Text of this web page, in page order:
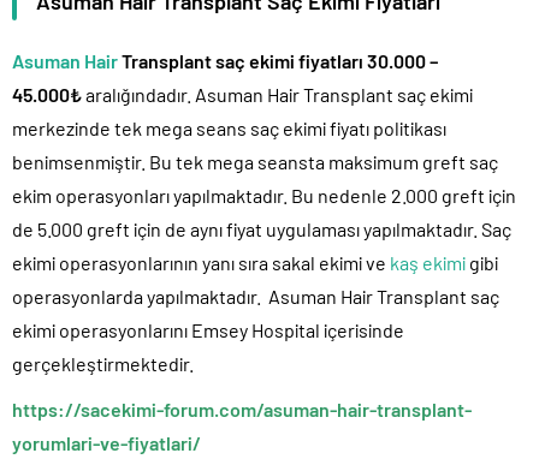
Asuman HairTransplant saç ekimi fiyatları 30.000 –
45.000₺aralığındadır. Asuman Hair Transplant saç ekimi
merkezinde tek mega seans saç ekimi fiyatı politikası
benimsenmiştir. Bu tek mega seansta maksimum greft saç
ekim operasyonları yapılmaktadır. Bu nedenle 2.000 greft için
de 5.000 greft için de aynı fiyat uygulaması yapılmaktadır. Saç
ekimi operasyonlarının yanı sıra sakal ekimi ve kaş ekimi gibi
operasyonlarda yapılmaktadır. Asuman Hair Transplant saç
ekimi operasyonlarını Emsey Hospital içerisinde
gerçekleştirmektedir.
https://sacekimi-forum.com/asuman-hair-transplant-
yorumlari-ve-fiyatlari/